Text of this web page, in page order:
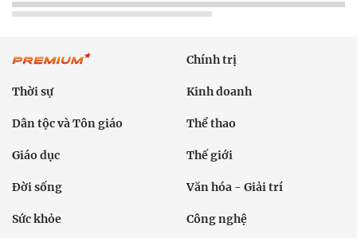
Chính trị
Thời sự Kinh doanh
Dân tộc và Tôn giáo Thể thao
Giáo dục Thế giới
Đời sống Văn hóa - Giải trí
Sức khỏe Công nghệ